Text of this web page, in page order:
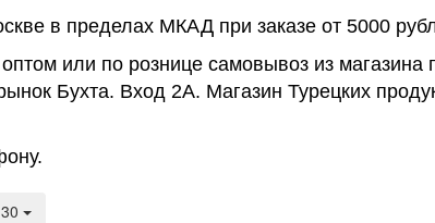
в пределах МКАД при заказе от 5000
или по рознице самовывоз из
Бухта. Вход 2А. Магазин Турецких
30